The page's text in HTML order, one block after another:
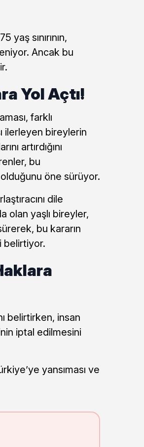
sınırının,
Ancak bu
Yol Açtı!
farklı
ilerleyen bireylerin
artırdığını
bu
olduğunu öne sürüyor.
dile
olan yaşlı bireyler,
bu kararın
belirtiyor.
belirtirken, insan
iptal edilmesini
yansıması ve